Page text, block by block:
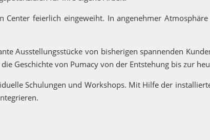
Center feierlich eingeweiht. In angenehmer
Ausstellungsstücke von bisherigen spannenden
Geschichte von Pumacy von der Entstehung bis zur
Schulungen und Workshops. Mit Hilfe der